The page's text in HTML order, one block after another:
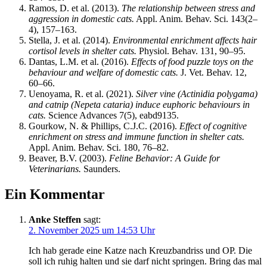
Ramos, D. et al. (2013). The relationship between stress and
aggression in domestic cats. Appl. Anim. Behav. Sci. 143(2–
4), 157–163.
Stella, J. et al. (2014). Environmental enrichment affects hair
cortisol levels in shelter cats. Physiol. Behav. 131, 90–95.
Dantas, L.M. et al. (2016). Effects of food puzzle toys on the
behaviour and welfare of domestic cats. J. Vet. Behav. 12,
60–66.
Uenoyama, R. et al. (2021). Silver vine (Actinidia polygama)
and catnip (Nepeta cataria) induce euphoric behaviours in
cats. Science Advances 7(5), eabd9135.
Gourkow, N. & Phillips, C.J.C. (2016). Effect of cognitive
enrichment on stress and immune function in shelter cats.
Appl. Anim. Behav. Sci. 180, 76–82.
Beaver, B.V. (2003). Feline Behavior: A Guide for
Veterinarians. Saunders.
Ein Kommentar
Anke Steffen sagt:
2. November 2025 um 14:53 Uhr
Ich hab gerade eine Katze nach Kreuzbandriss und OP. Die
soll ich ruhig halten und sie darf nicht springen. Bring das mal